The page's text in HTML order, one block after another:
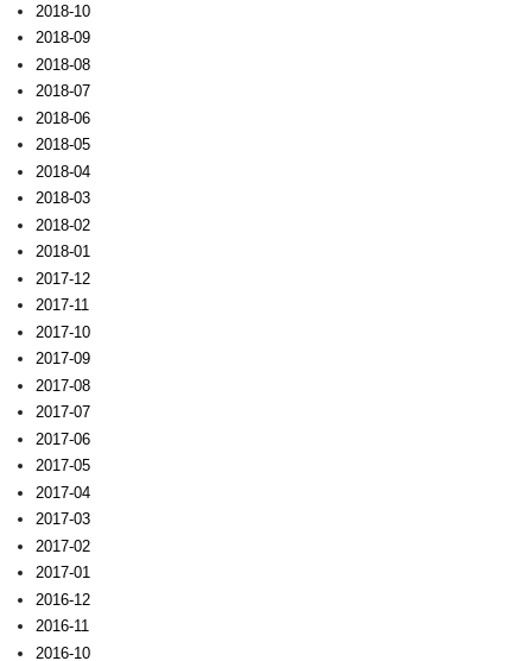
2018-10
2018-09
2018-08
2018-07
2018-06
2018-05
2018-04
2018-03
2018-02
2018-01
2017-12
2017-11
2017-10
2017-09
2017-08
2017-07
2017-06
2017-05
2017-04
2017-03
2017-02
2017-01
2016-12
2016-11
2016-10